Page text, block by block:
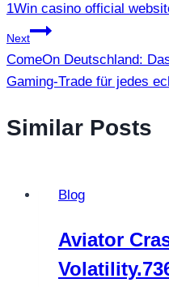
เรื่อง
1Win casino official
Next
ComeOn Deutschland:
Gaming-Trade für jedes
Similar Posts
Blog
Aviator